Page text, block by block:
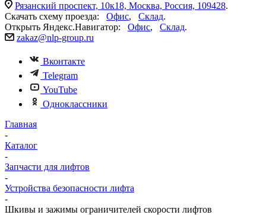
Рязанский проспект, 10к18, Москва, Россия, 109428.
Скачать схему проезда: Офис, Склад.
Открыть Яндекс.Навигатор: Офис, Склад.
zakaz@nlp-group.ru
Вконтакте
Telegram
YouTube
Одноклассники
Главная
-
Каталог
-
Запчасти для лифтов
-
Устройства безопасности лифта
-
Шкивы и зажимы ограничителей скорости лифтов